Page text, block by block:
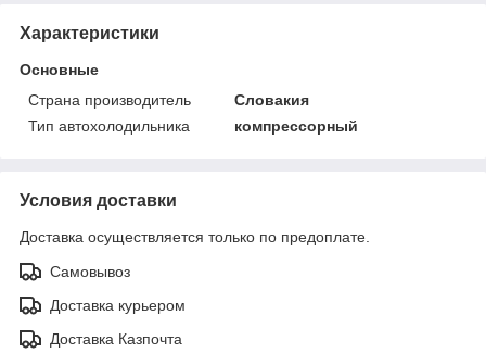
Характеристики
Основные
Страна производитель
Словакия
Тип автохолодильника
компрессорный
Условия доставки
Доставка осуществляется только по предоплате.
Самовывоз
Доставка курьером
Доставка Казпочта